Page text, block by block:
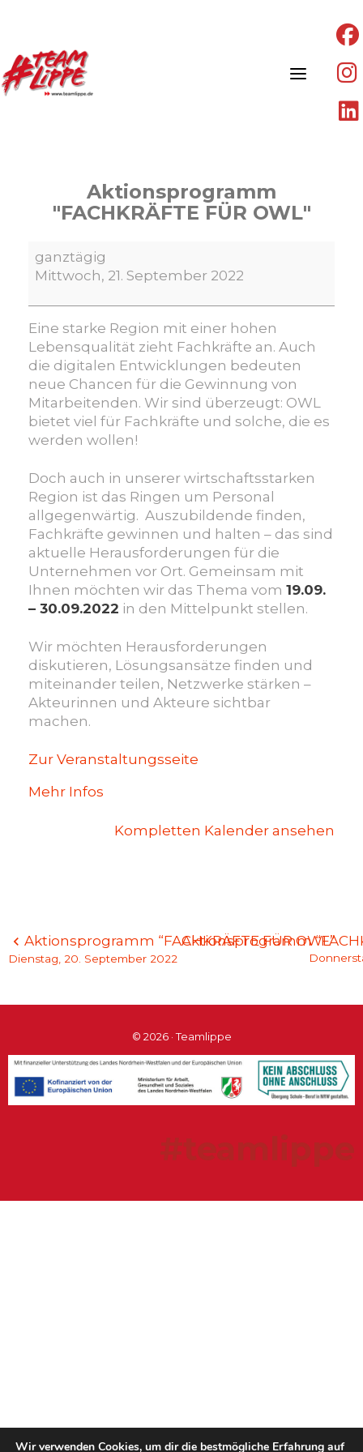
Aktionsprogramm
"FACHKRÄFTE FÜR OWL"
Aktionsprogramm
"FACHKRÄFTE
OWL"
ganztägig
Mittwoch, 21. September 2022
Eine starke Region mit einer hohen
Lebensqualität zieht Fachkräfte an. Auch
die digitalen Entwicklungen bedeuten
neue Chancen für die Gewinnung von
Mitarbeitenden. Wir sind überzeugt: OWL
bietet viel für Fachkräfte und solche, die es
werden wollen!
Doch auch in unserer wirtschaftsstarken
Region ist das Ringen um Personal
allgegenwärtig. Auszubildende finden,
Fachkräfte gewinnen und halten – das sind
aktuelle Herausforderungen für die
Unternehmen vor Ort. Gemeinsam mit
Ihnen möchten wir das Thema vom 19.09.
– 30.09.2022 in den Mittelpunkt stellen.
Wir möchten Herausforderungen
diskutieren, Lösungsansätze finden und
miteinander teilen, Netzwerke stärken –
Akteurinnen und Akteure sichtbar
machen.
Zur Veranstaltungsseite
Mehr Infos
Kompletten Kalender ansehen
Beitragsnavigation
Aktionsprogramm “FACHKRÄFTE FÜR OWL”
Dienstag, 20. September 2022
Aktionsprogramm
© 2026 · Teamlippe
#teamlippe
Wir verwenden Cookies, um dir die bestmögliche Erfahrung auf